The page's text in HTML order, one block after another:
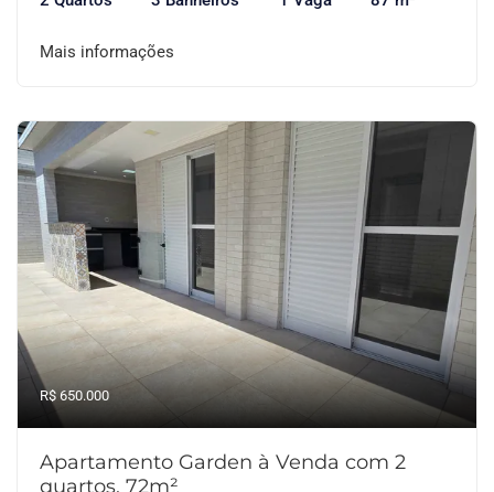
Mais informações
R$ 650.000
Apartamento Garden à Venda com 2
quartos, 72m²